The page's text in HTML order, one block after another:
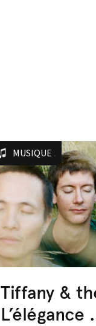
MUSIQUE
Tiffany &
L’élégance